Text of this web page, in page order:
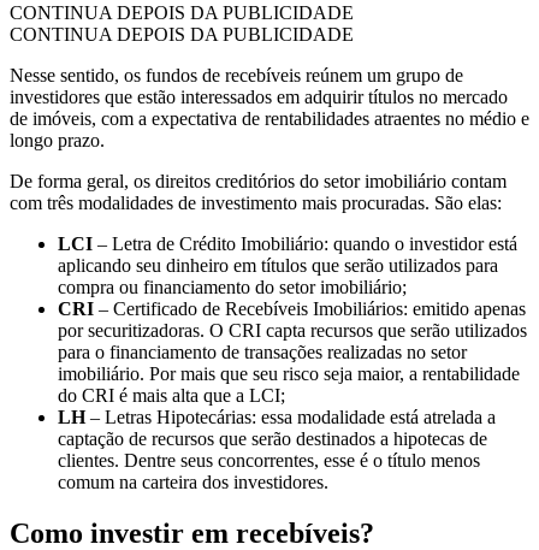
CONTINUA DEPOIS DA PUBLICIDADE
CONTINUA DEPOIS DA PUBLICIDADE
Nesse sentido, os fundos de recebíveis reúnem um grupo de
investidores que estão interessados em adquirir títulos no mercado
de imóveis, com a expectativa de rentabilidades atraentes no médio e
longo prazo.
De forma geral, os direitos creditórios do setor imobiliário contam
com três modalidades de investimento mais procuradas. São elas:
LCI – Letra de Crédito Imobiliário: quando o investidor está
aplicando seu dinheiro em títulos que serão utilizados para
compra ou financiamento do setor imobiliário;
CRI – Certificado de Recebíveis Imobiliários: emitido apenas
por securitizadoras. O CRI capta recursos que serão utilizados
para o financiamento de transações realizadas no setor
imobiliário. Por mais que seu risco seja maior, a rentabilidade
do CRI é mais alta que a LCI;
LH– Letras Hipotecárias: essa modalidade está atrelada a
captação de recursos que serão destinados a hipotecas de
clientes. Dentre seus concorrentes, esse é o título menos
comum na carteira dos investidores.
Como investir em recebíveis?